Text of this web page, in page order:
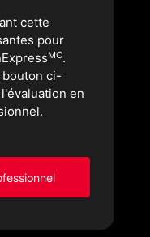
cette
pour
MC.
ci-
en